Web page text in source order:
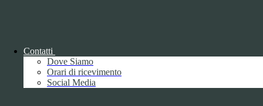
Contatti
Dove Siamo
Orari di ricevimento
Social Media